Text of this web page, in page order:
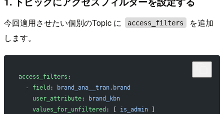
今回適用させたい個別のTopic に access_filters
を追加
します。
access_filters :
  -
field :
brand_ana__tran.brand
    user_attribute
:
brand_kbn
    values_for_unfiltered
: [ is_admin ]